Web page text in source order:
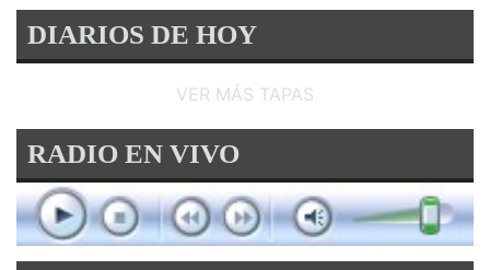
DIARIOS DE HOY
VER MÁS TAPAS
RADIO EN VIVO